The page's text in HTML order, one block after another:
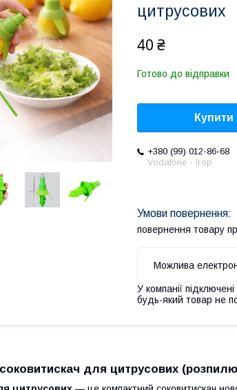
цитрусових
40 ₴
Готово до відправки
Купити
+380 (99) 012-86-68
Vodafone - Ігор
повернення товару
У компанії
будь-який товар не
для цитрусових